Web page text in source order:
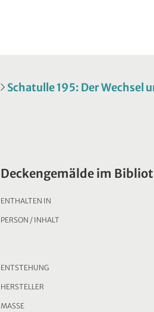
Schatulle 195: Der Wechsel
Deckengemälde im
ENTHALTEN IN
PERSON / INHALT
ENTSTEHUNG
HERSTELLER
MASSE